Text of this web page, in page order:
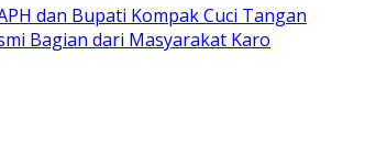
dan Bupati Kompak Cuci Tangan
Bagian dari Masyarakat Karo